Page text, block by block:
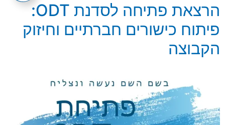
הרצאת פתיחה לסדנת ODT:
פיתוח כישורים חברתיים וחיזוק
הקבוצה